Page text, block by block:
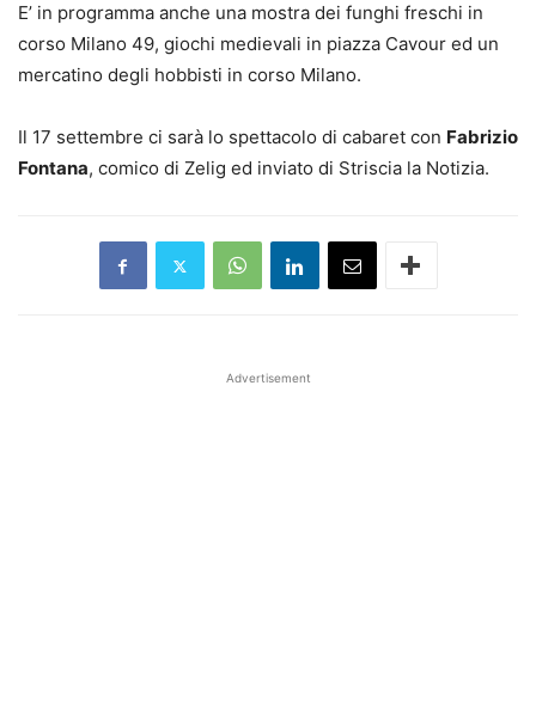
E’ in programma anche una mostra dei funghi freschi in
corso Milano 49, giochi medievali in piazza Cavour ed un
mercatino degli hobbisti in corso Milano.
Il 17 settembre ci sarà lo spettacolo di cabaret con Fabrizio
Fontana, comico di Zelig ed inviato di Striscia la Notizia.
Advertisement